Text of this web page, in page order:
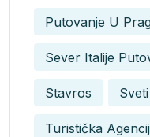
Putovanje U
Sever Italije
Stavros
Turistička